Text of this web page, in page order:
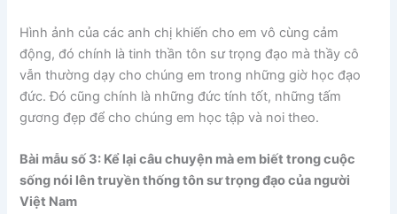
Hình ảnh của các anh chị khiến cho em vô cùng cảm
động, đó chính là tinh thần tôn sư trọng đạo mà thầy cô
vẫn thường dạy cho chúng em trong những giờ học đạo
đức. Đó cũng chính là những đức tính tốt, những tấm
gương đẹp để cho chúng em học tập và noi theo.
Bài mẫu số 3: Kể lại câu chuyện mà em biết trong cuộc
sống nói lên truyền thống tôn sư trọng đạo của người
Việt Nam